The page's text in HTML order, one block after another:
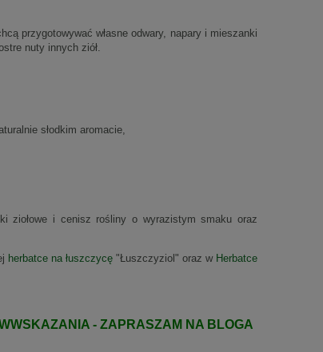
przygotowywać własne odwary, napary i mieszanki
nuty innych ziół.
słodkim aromacie,
ziołowe i cenisz rośliny o wyrazistym smaku oraz
herbatce na łuszczycę"Łuszczyziol" oraz w Herbatce
- ZAPRASZAM NA BLOGA